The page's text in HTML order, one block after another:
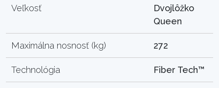
Veľkosť
Dvojlôžko
Queen
Maximálna nosnosť (kg) 272
Technológia Fiber Tech™